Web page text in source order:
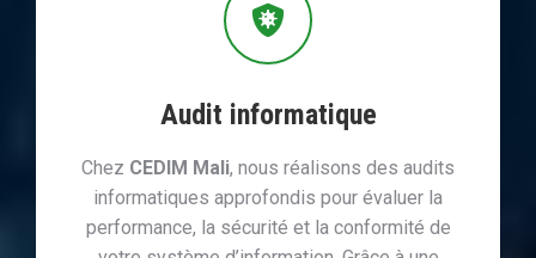
Audit informatique
Chez CEDIM Mali, nous réalisons des audits
informatiques approfondis pour évaluer la
performance, la sécurité et la conformité de